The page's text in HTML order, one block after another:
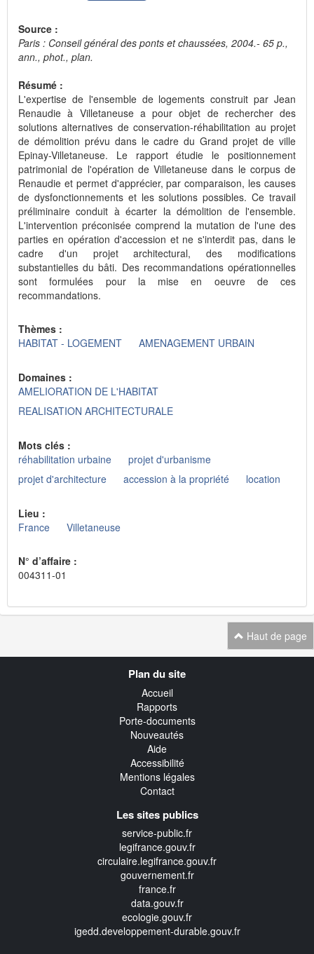
Source :
Paris : Conseil général des ponts et chaussées, 2004.- 65 p.,
ann., phot., plan.
Résumé :
L'expertise de l'ensemble de logements construit par Jean
Renaudie à Villetaneuse a pour objet de rechercher des
solutions alternatives de conservation-réhabilitation au projet
de démolition prévu dans le cadre du Grand projet de ville
Epinay-Villetaneuse. Le rapport étudie le positionnement
patrimonial de l'opération de Villetaneuse dans le corpus de
Renaudie et permet d'apprécier, par comparaison, les causes
de dysfonctionnements et les solutions possibles. Ce travail
préliminaire conduit à écarter la démolition de l'ensemble.
L'intervention préconisée comprend la mutation de l'une des
parties en opération d'accession et ne s'interdit pas, dans le
cadre d'un projet architectural, des modifications
substantielles du bâti. Des recommandations opérationnelles
sont formulées pour la mise en oeuvre de ces
recommandations.
Thèmes :
HABITAT - LOGEMENT
AMENAGEMENT URBAIN
Domaines :
AMELIORATION DE L'HABITAT
REALISATION ARCHITECTURALE
Mots clés :
réhabilitation urbaine
projet d'urbanisme
projet d'architecture
accession à la propriété location
Lieu :
France
Villetaneuse
N° d’affaire :
004311-01
Haut de page
Plan du site
Accueil
Rapports
Porte-documents
Nouveautés
Aide
Accessibilité
Mentions légales
Contact
Les sites publics
service-public.fr
legifrance.gouv.fr
circulaire.legifrance.gouv.fr
gouvernement.fr
france.fr
data.gouv.fr
ecologie.gouv.fr
igedd.developpement-durable.gouv.fr